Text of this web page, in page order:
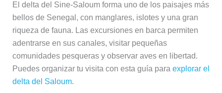
El delta del Sine-Saloum forma uno de los paisajes más
bellos de Senegal, con manglares, islotes y una gran
riqueza de fauna. Las excursiones en barca permiten
adentrarse en sus canales, visitar pequeñas
comunidades pesqueras y observar aves en libertad.
Puedes organizar tu visita con esta guía para explorar el
delta del Saloum.